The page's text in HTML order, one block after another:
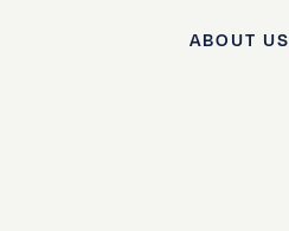
ABOUT US